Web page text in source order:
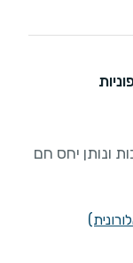
ונותן יחס חם